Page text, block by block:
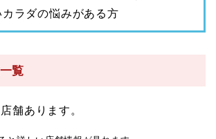
ラダの悩みがある方
覧
舗あります。